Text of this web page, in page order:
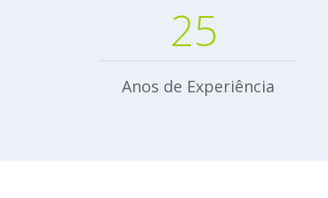
25
Anos de Experiência